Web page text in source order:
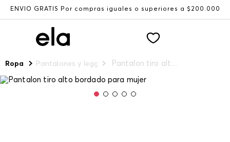
ENVÍO GRATIS Por compras iguales o superiores a $200.000
Ropa Pantalones y leggings Pantalon tiro alto bordado para mujer